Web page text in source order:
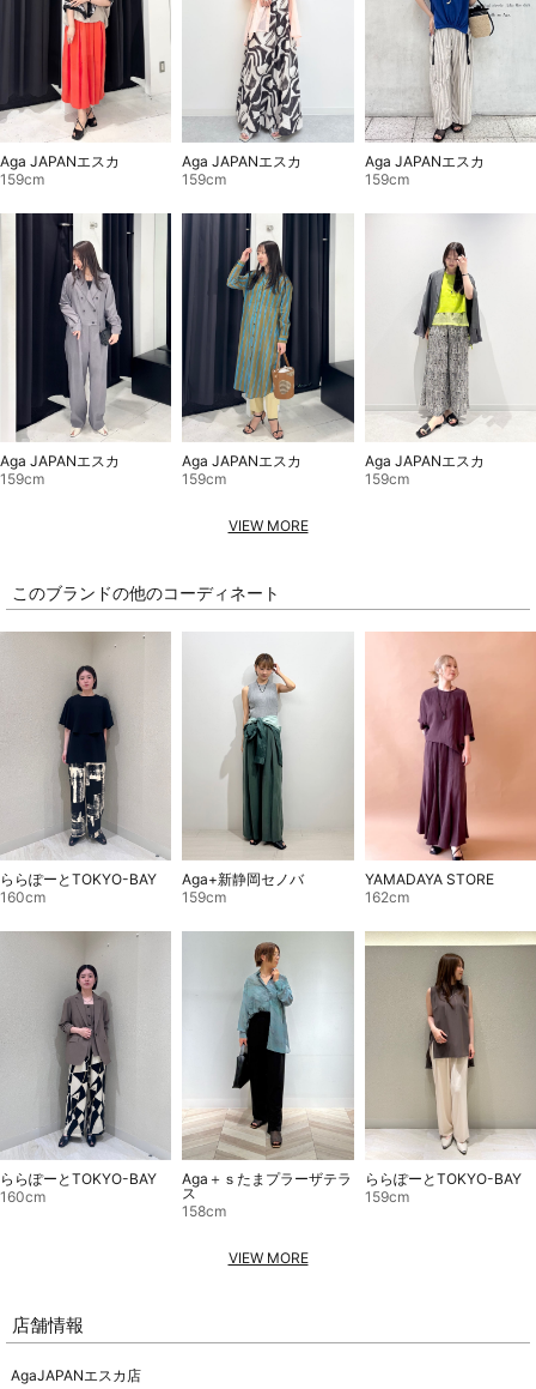
Aga JAPANエスカ
159cm
Aga JAPANエスカ
159cm
Aga JAPANエスカ
159cm
Aga JAPANエスカ
159cm
Aga JAPANエスカ
159cm
Aga JAPANエスカ
159cm
VIEW MORE
このブランドの他のコーディネート
ららぽーとTOKYO-BAY
160cm
Aga+新静岡セノバ
159cm
YAMADAYA STORE
162cm
ららぽーとTOKYO-BAY
160cm
Aga＋ｓたまプラーザテラ
ス
158cm
ららぽーとTOKYO-BAY
159cm
VIEW MORE
店舗情報
AgaJAPANエスカ店